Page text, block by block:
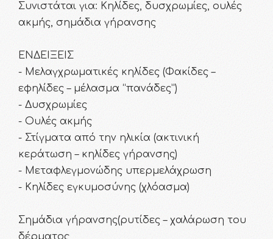
Συνιστάται για: Κηλίδες, δυσχρωμίες, ουλές
ακμής, σημάδια γήρανσης
ΕΝΔΕΙΞΕΙΣ
- Μελαγχρωματικές κηλίδες (Φακίδες –
εφηλίδες – μέλασμα “πανάδες”)
- Δυσχρωμίες
- Ουλές ακμής
- Στίγματα από την ηλικία (ακτινική
κεράτωση – κηλίδες γήρανσης)
- Μεταφλεγμονώδης υπερμελάχρωση
- Κηλίδες εγκυμοσύνης (χλόασμα)
Σημάδια γήρανσης(ρυτίδες – χαλάρωση του
δέρματος